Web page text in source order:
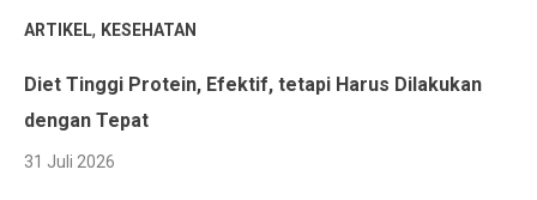
ARTIKEL, KESEHATAN
Diet Tinggi Protein, Efektif, tetapi Harus Dilakukan
dengan Tepat
31 Juli 2026